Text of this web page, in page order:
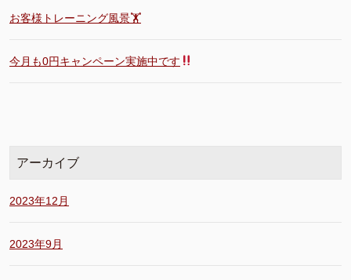
お客様トレーニング風景🏋️
今月も0円キャンペーン実施中です
アーカイブ
2023年12月
2023年9月